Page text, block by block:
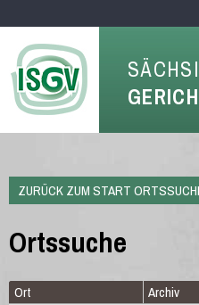
ZURÜCK ZUM START
Ortssuche
Ort Archiv